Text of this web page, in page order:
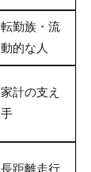
転勤族・流
動的な人
家計の支え
手
長距離走行